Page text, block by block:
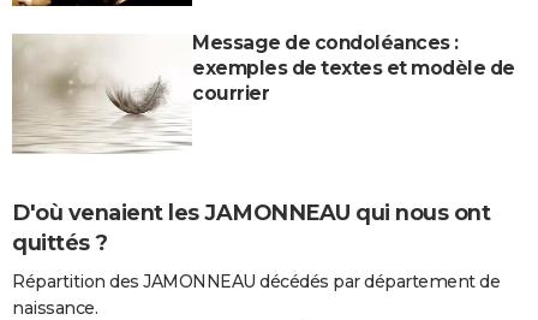
Message de condoléances :
exemples de textes et modèle de
courrier
D'où venaient les JAMONNEAU qui nous ont
quittés ?
Répartition des JAMONNEAU décédés par département de
naissance.